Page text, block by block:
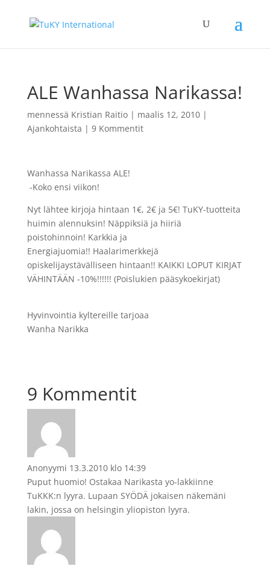
ALE Wanhassa Narikassa!
mennessä Kristian Raitio| maalis 12, 2010|
Ajankohtaista | 9 Kommentit
Wanhassa Narikassa ALE!
-Koko ensi viikon!
Nyt lähtee kirjoja hintaan 1€, 2€ ja 5€! TuKY-tuotteita
huimin alennuksin! Näppiksiä ja hiiriä
poistohinnoin! Karkkia ja
Energiajuomia!! Haalarimerkkejä
opiskelijaystävälliseen hintaan!! KAIKKI LOPUT KIRJAT
VÄHINTÄÄN -10%!!!!!! (Poislukien pääsykoekirjat)
Hyvinvointia kyltereille tarjoaa
Wanha Narikka
9 Kommentit
Anonyymi 13.3.2010 klo 14:39
Puput huomio! Ostakaa Narikasta yo-lakkiinne
TuKKK:n lyyra. Lupaan SYÖDÄ jokaisen näkemäni
lakin, jossa on helsingin yliopiston lyyra.